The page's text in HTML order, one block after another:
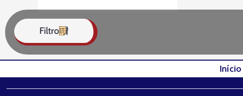
5.000m², o condomínio
oferece portaria 24h, segurança
e um baixo custo de
condomínio, perfeito para quem
Filtro
Início